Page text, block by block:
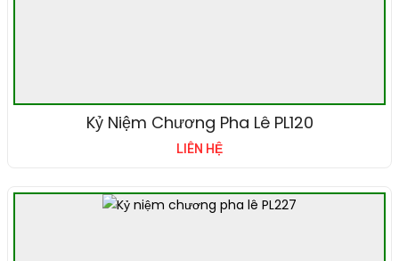
Kỷ Niệm Chương Pha Lê PL120
LIÊN HỆ